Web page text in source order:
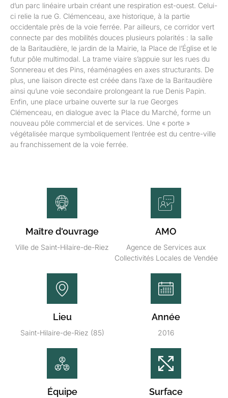
d’un parc linéaire urbain créant une respiration est-ouest. Celui-
ci relie la rue G. Clémenceau, axe historique, à la partie
occidentale près de la voie ferrée. Par ailleurs, ce corridor vert
connecte par des mobilités douces plusieurs polarités : la salle
de la Baritaudière, le jardin de la Mairie, la Place de l’Église et le
futur pôle multimodal. La trame viaire s’appuie sur les rues du
Sonnereau et des Pins, réaménagées en axes structurants. De
plus, une liaison directe est créée dans l’axe de la Baritaudière
ainsi qu’une voie secondaire prolongeant la rue Denis Papin.
Enfin, une place urbaine ouverte sur la rue Georges
Clémenceau, en dialogue avec la Place du Marché, forme un
nouveau pôle commercial et de services. Une « porte »
végétalisée marque symboliquement l’entrée est du centre-ville
au franchissement de la voie ferrée.
Maître d'ouvrage
Ville de Saint-Hilaire-de-Riez
AMO
Agence de Services aux
Collectivités Locales de Vendée
Lieu
Saint-Hilaire-de-Riez (85)
Année
2016
Équipe Surface